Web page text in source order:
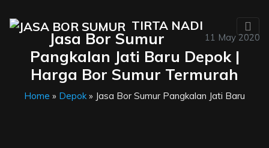
TIRTA NADI
11 May 2020
Jasa Bor Sumur
Pangkalan Jati Baru Depok |
Harga Bor Sumur Termurah
Home » Depok» Jasa Bor Sumur Pangkalan Jati Baru